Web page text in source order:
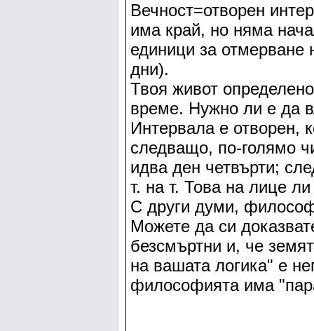
Вечност=отворен
има край, но няма
единици за отмерване
дни).
Твоя живот
време. Нужно ли е да
Интервала е отворен,
следващо, по-голямо
идва ден четвърти;
т. на т. Това на лице
С други думи,
Можете да си
безсмъртни и, че
на вашата логика" е
философията има